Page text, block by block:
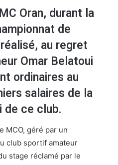
Oran, durant la
de
au regret
Omar Belatoui
ordinaires au
salaires de la
de ce club.
MCO, géré par un
club sportif amateur
stage réclamé par le